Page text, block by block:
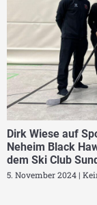
Dirk Wiese auf
Neheim Black
dem Ski Club
5. November 2024